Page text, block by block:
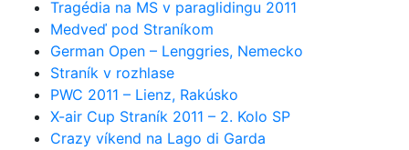
Tragédia na MS v paraglidingu 2011
Medveď pod Straníkom
German Open – Lenggries, Nemecko
Straník v rozhlase
PWC 2011 – Lienz, Rakúsko
X-air Cup Straník 2011 – 2. Kolo SP
Crazy víkend na Lago di Garda